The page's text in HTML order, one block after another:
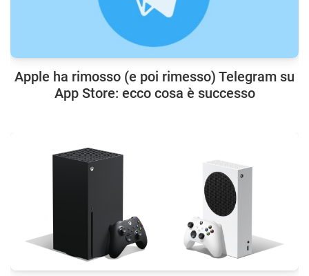
Apple ha rimosso (e poi rimesso) Telegram su
App Store: ecco cosa è successo